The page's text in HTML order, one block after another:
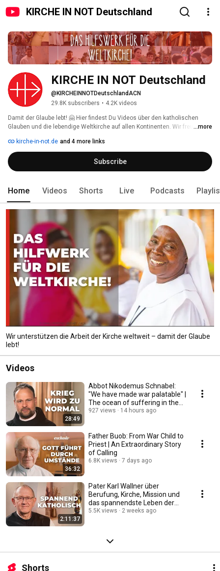
KIRCHE IN NOT Deutschland
KIRCHE IN NOT Deutschland
@KIRCHEINNOTDeutschlandACN
29.8K subscribers • 4.2K videos
Damit der Glaube lebt! 🤗 Hier findest Du Videos über den katholischen
Glauben und die lebendige Weltkirche auf allen Kontinenten. Wir freuen uns
möchtest: Kanal abonnieren!
...more
kirche-in-not.de and 4 more links
Subscribe
Home Videos Shorts Live Podcasts
Wir unterstützen die Arbeit der Kirche weltweit – damit der Glaube
lebt!
Videos
28:49
Abbot Nikodemus Schnabel:
"We have made war palatable" |
The ocean of suffering in the
Holy Land
927 views 14 hours ago
36:32
Father Buob: From War Child to
Priest | An Extraordinary Story
of Calling
6.8K views 7 days ago
2:11:37
Pater Karl Wallner über
Berufung, Kirche, Mission und
das spannendste Leben der
Welt #katholisch
5.5K views 2 weeks ago
Shorts